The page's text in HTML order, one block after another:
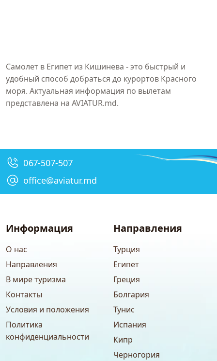
Самолет в Египет из Кишинева - это быстрый и
удобный способ добраться до курортов Красного
моря. Актуальная информация по вылетам
представлена на AVIATUR.md.
067-507-507
office@aviatur.md
Информация
О нас
Направления
В мире туризма
Контакты
Условия и положения
Политика
конфиденциальности
Направления
Турция
Египет
Греция
Болгария
Тунис
Испания
Кипр
Черногория